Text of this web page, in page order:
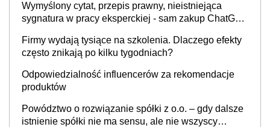
Wymyślony cytat, przepis prawny, nieistniejąca
sygnatura w pracy eksperckiej - sam zakup ChatGPT
Firmy wydają tysiące na szkolenia. Dlaczego efekty
często znikają po kilku tygodniach?
Odpowiedzialność influencerów za rekomendacje
produktów
Powództwo o rozwiązanie spółki z o.o. – gdy dalsze
istnienie spółki nie ma sensu, ale nie wszyscy